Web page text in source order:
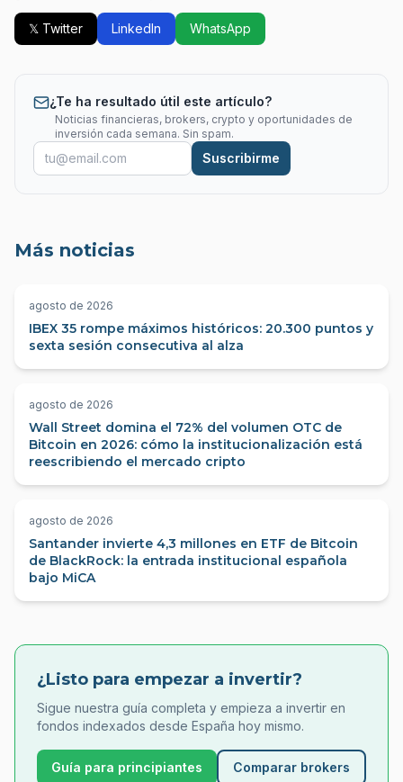
𝕏 Twitter LinkedIn WhatsApp
¿Te ha resultado útil este artículo?
Noticias financieras, brokers, crypto y oportunidades de
inversión cada semana. Sin spam.
Suscribirme
Más noticias
agosto de 2026
IBEX 35 rompe máximos históricos: 20.300 puntos y
sexta sesión consecutiva al alza
agosto de 2026
Wall Street domina el 72% del volumen OTC de
Bitcoin en 2026: cómo la institucionalización está
reescribiendo el mercado cripto
agosto de 2026
Santander invierte 4,3 millones en ETF de Bitcoin
de BlackRock: la entrada institucional española
bajo MiCA
¿Listo para empezar a invertir?
Sigue nuestra guía completa y empieza a invertir en
fondos indexados desde España hoy mismo.
Guía para principiantes Comparar brokers